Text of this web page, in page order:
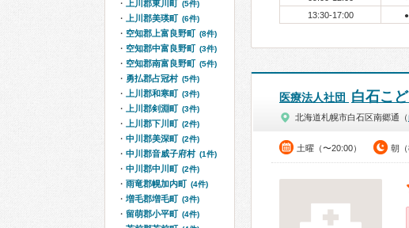
13:30-17:00 ●
医療法人社団 白石こ
北海道札幌市白石区南郷通（
土曜（〜20:00） 朝（
上川郡東川町 (5件)
上川郡美瑛町 (6件)
空知郡上富良野町 (8件)
空知郡中富良野町 (3件)
空知郡南富良野町 (5件)
勇払郡占冠村 (5件)
上川郡和寒町 (3件)
上川郡剣淵町 (3件)
上川郡下川町 (2件)
中川郡美深町 (2件)
中川郡音威子府村 (1件)
中川郡中川町 (2件)
雨竜郡幌加内町 (4件)
増毛郡増毛町 (3件)
留萌郡小平町 (4件)